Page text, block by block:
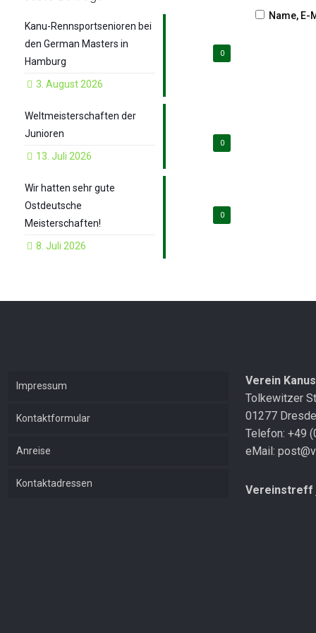
Name,
0
Kanu-Rennsportsenioren bei
den German Masters in
Hamburg
3. August 2026
0
Weltmeisterschaften der
Junioren
13. Juli 2026
0
Wir hatten sehr gute
Ostdeutsche
Meisterschaften!
8. Juli 2026
Impressum
Kontaktformular
Anreise
Kontaktadressen
Verein
Tolkewitzer
01277
Telefon: +49
eMail:
Vereinstreff